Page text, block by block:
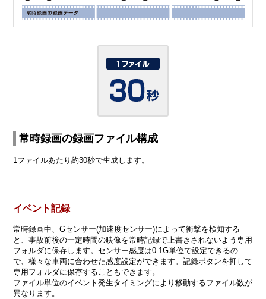
常時録画の録画ファイル構成
1ファイルあたり約30秒で生成します。
イベント記録
常時録画中、Gセンサー(加速度センサー)によって衝撃を検知する
と、事故前後の一定時間の映像を常時記録で上書きされないよう専用
フォルダに保存します。センサー感度は0.1G単位で設定できるの
で、様々な車両に合わせた感度設定ができます。記録ボタンを押して
専用フォルダに保存することもできます。
ファイル単位のイベント発生タイミングにより移動するファイル数が
異なります。